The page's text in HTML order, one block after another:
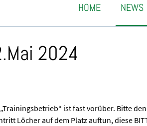
HOME NEWS
2024
ist fast vorüber. Bitte
Löcher auf dem Platz auftun, diese